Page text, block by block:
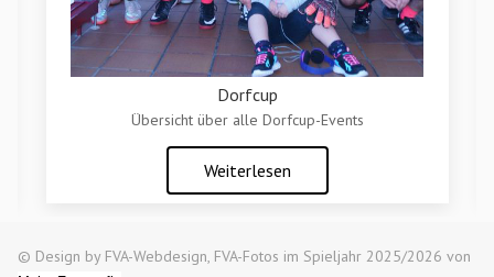
Dorfcup
Übersicht über alle Dorfcup-Events
Weiterlesen
© Design by FVA-Webdesign, FVA-Fotos im Spieljahr 2025/2026 von